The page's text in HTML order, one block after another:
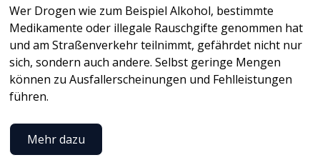
Wer Drogen wie zum Beispiel Alkohol, bestimmte
Medikamente oder illegale Rauschgifte genommen hat
und am Straßenverkehr teilnimmt, gefährdet nicht nur
sich, sondern auch andere. Selbst geringe Mengen
können zu Ausfallerscheinungen und Fehlleistungen
führen.
Mehr dazu